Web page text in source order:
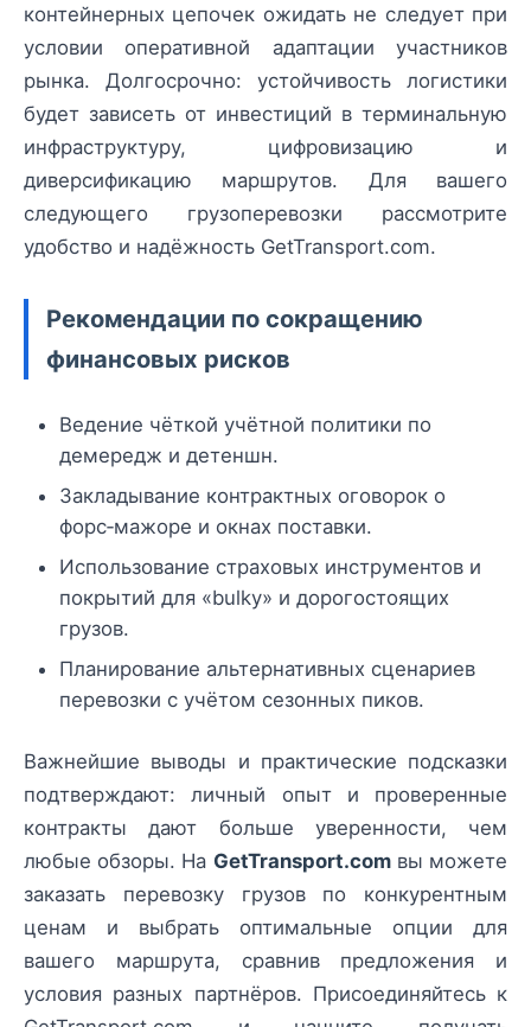
контейнерных цепочек ожидать не следует при
условии оперативной адаптации участников
рынка. Долгосрочно: устойчивость логистики
будет зависеть от инвестиций в терминальную
инфраструктуру, цифровизацию и
диверсификацию маршрутов. Для вашего
следующего грузоперевозки рассмотрите
удобство и надёжность GetTransport.com.
Рекомендации по сокращению
финансовых рисков
Ведение чёткой учётной политики по
демередж и детеншн.
Закладывание контрактных оговорок о
форс‑мажоре и окнах поставки.
Использование страховых инструментов и
покрытий для «bulky» и дорогостоящих
грузов.
Планирование альтернативных сценариев
перевозки с учётом сезонных пиков.
Важнейшие выводы и практические подсказки
подтверждают: личный опыт и проверенные
контракты дают больше уверенности, чем
любые обзоры. На GetTransport.comвы можете
заказать перевозку грузов по конкурентным
ценам и выбрать оптимальные опции для
вашего маршрута, сравнив предложения и
условия разных партнёров. Присоединяйтесь к